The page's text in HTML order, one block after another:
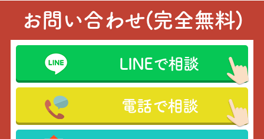
お問い合わせ(完全無料)
LINEで相談
電話で相談